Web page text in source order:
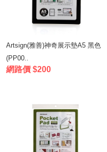
Artsign(雅善)神奇展示墊A5 黑色
(PP00..
網路價 $200